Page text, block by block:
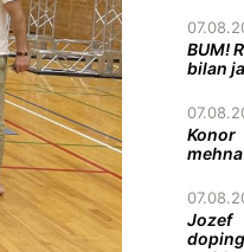
BUM!
bilan